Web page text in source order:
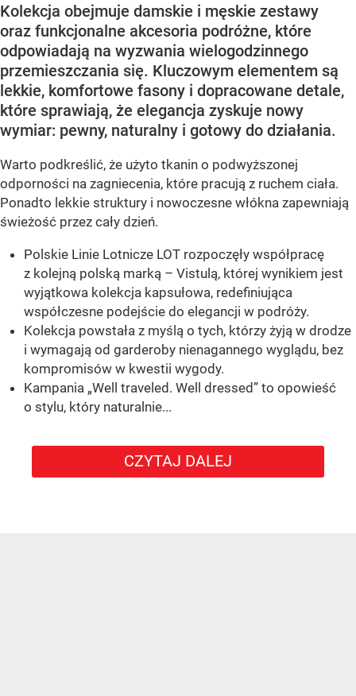
Kolekcja obejmuje damskie i męskie zestawy
oraz funkcjonalne akcesoria podróżne, które
odpowiadają na wyzwania wielogodzinnego
przemieszczania się. Kluczowym elementem są
lekkie, komfortowe fasony i dopracowane detale,
które sprawiają, że elegancja zyskuje nowy
wymiar: pewny, naturalny i gotowy do działania.
Warto podkreślić, że użyto tkanin o podwyższonej
odporności na zagniecenia, które pracują z ruchem ciała.
Ponadto lekkie struktury i nowoczesne włókna zapewniają
świeżość przez cały dzień.
Polskie Linie Lotnicze LOT rozpoczęły współpracę
z kolejną polską marką – Vistulą, której wynikiem jest
wyjątkowa kolekcja kapsułowa, redefiniująca
współczesne podejście do elegancji w podróży.
Kolekcja powstała z myślą o tych, którzy żyją w drodze
i wymagają od garderoby nienagannego wyglądu, bez
kompromisów w kwestii wygody.
Kampania „Well traveled. Well dressed” to opowieść
o stylu, który naturalnie...
CZYTAJ DALEJ